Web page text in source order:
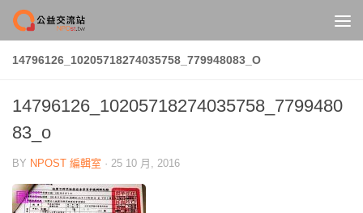
Skip to content
14796126_10205718274035758_779948083_O
14796126_10205718274035758_7799480
83_o
BY NPOST 編輯室 · 25 10 月, 2016